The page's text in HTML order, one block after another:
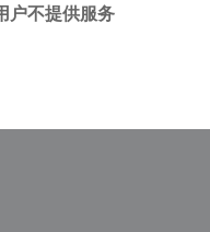
户不提供服务